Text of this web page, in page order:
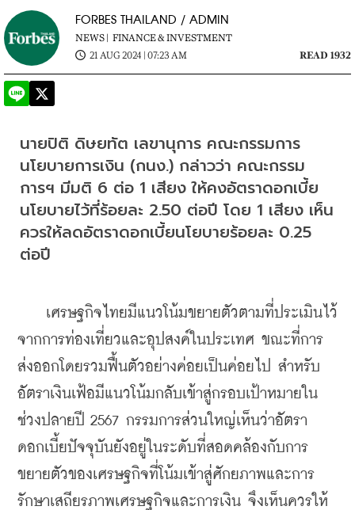
FORBES THAILAND / ADMIN
NEWS | FINANCE & INVESTMENT
21 AUG 2024 | 07:23 AM
READ 1932
นายปิติ ดิษยทัต เลขานุการ คณะกรรมการ
นโยบายการเงิน (กนง.) กล่าวว่า คณะกรรม
การฯ มีมติ 6 ต่อ 1 เสียง ให้คงอัตราดอกเบี้ย
นโยบายไว้ที่ร้อยละ 2.50 ต่อปี โดย 1 เสียง เห็น
ควรให้ลดอัตราดอกเบี้ยนโยบายร้อยละ 0.25
ต่อปี
เศรษฐกิจไทยมีแนวโน้มขยายตัวตามที่ประเมินไว้
จากการท่องเที่ยวและอุปสงค์ในประเทศ ขณะที่การ
ส่งออกโดยรวมฟื้นตัวอย่างค่อยเป็นค่อยไป สำหรับ
อัตราเงินเฟ้อมีแนวโน้มกลับเข้าสู่กรอบเป้าหมายใน
ช่วงปลายปี 2567 กรรมการส่วนใหญ่เห็นว่าอัตรา
ดอกเบี้ยปัจจุบันยังอยู่ในระดับที่สอดคล้องกับการ
ขยายตัวของเศรษฐกิจที่โน้มเข้าสู่ศักยภาพและการ
รักษาเสถียรภาพเศรษฐกิจและการเงิน จึงเห็นควรให้